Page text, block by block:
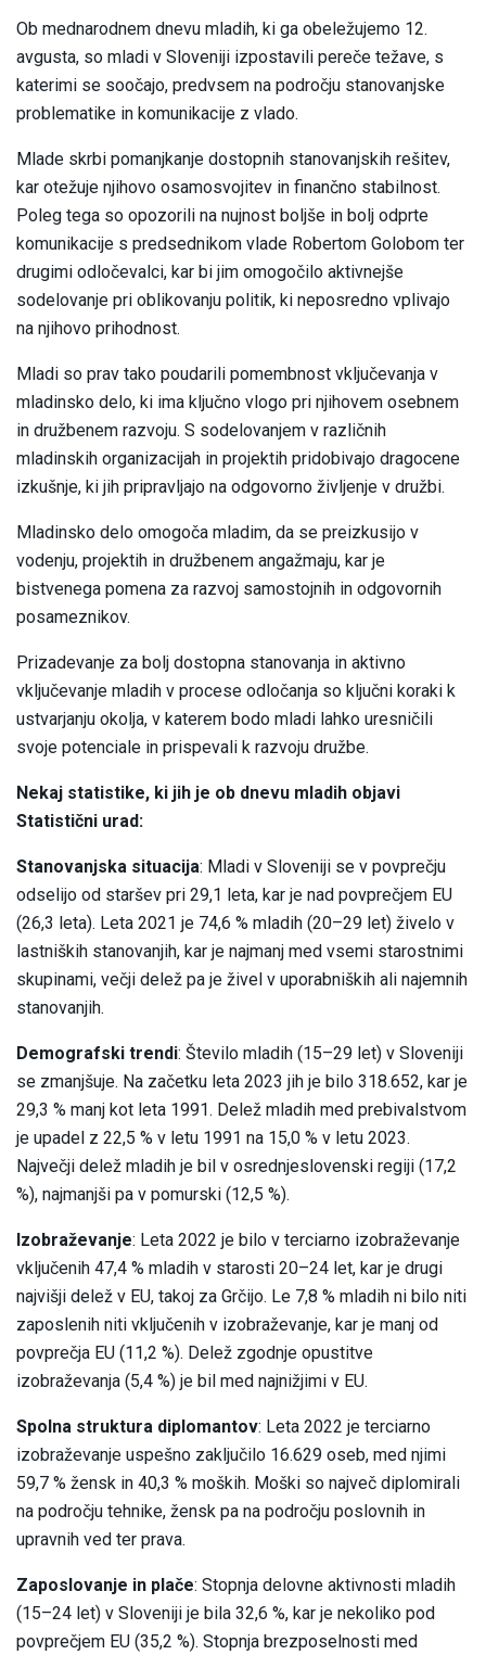
Ob mednarodnem dnevu mladih, ki ga obeležujemo 12.
avgusta, so mladi v Sloveniji izpostavili pereče težave, s
katerimi se soočajo, predvsem na področju stanovanjske
problematike in komunikacije z vlado.
Mlade skrbi pomanjkanje dostopnih stanovanjskih rešitev,
kar otežuje njihovo osamosvojitev in finančno stabilnost.
Poleg tega so opozorili na nujnost boljše in bolj odprte
komunikacije s predsednikom vlade Robertom Golobom ter
drugimi odločevalci, kar bi jim omogočilo aktivnejše
sodelovanje pri oblikovanju politik, ki neposredno vplivajo
na njihovo prihodnost.
Mladi so prav tako poudarili pomembnost vključevanja v
mladinsko delo, ki ima ključno vlogo pri njihovem osebnem
in družbenem razvoju. S sodelovanjem v različnih
mladinskih organizacijah in projektih pridobivajo dragocene
izkušnje, ki jih pripravljajo na odgovorno življenje v družbi.
Mladinsko delo omogoča mladim, da se preizkusijo v
vodenju, projektih in družbenem angažmaju, kar je
bistvenega pomena za razvoj samostojnih in odgovornih
posameznikov.
Prizadevanje za bolj dostopna stanovanja in aktivno
vključevanje mladih v procese odločanja so ključni koraki k
ustvarjanju okolja, v katerem bodo mladi lahko uresničili
svoje potenciale in prispevali k razvoju družbe.
Nekaj statistike, ki jih je ob dnevu mladih objavi
Statistični urad:
Stanovanjska situacija: Mladi v Sloveniji se v povprečju
odselijo od staršev pri 29,1 leta, kar je nad povprečjem EU
(26,3 leta). Leta 2021 je 74,6 % mladih (20–29 let) živelo v
lastniških stanovanjih, kar je najmanj med vsemi starostnimi
skupinami, večji delež pa je živel v uporabniških ali najemnih
stanovanjih.
Demografski trendi: Število mladih (15–29 let) v Sloveniji
se zmanjšuje. Na začetku leta 2023 jih je bilo 318.652, kar je
29,3 % manj kot leta 1991. Delež mladih med prebivalstvom
je upadel z 22,5 % v letu 1991 na 15,0 % v letu 2023.
Največji delež mladih je bil v osrednjeslovenski regiji (17,2
%), najmanjši pa v pomurski (12,5 %).
Izobraževanje: Leta 2022 je bilo v terciarno izobraževanje
vključenih 47,4 % mladih v starosti 20–24 let, kar je drugi
najvišji delež v EU, takoj za Grčijo. Le 7,8 % mladih ni bilo niti
zaposlenih niti vključenih v izobraževanje, kar je manj od
povprečja EU (11,2 %). Delež zgodnje opustitve
izobraževanja (5,4 %) je bil med najnižjimi v EU.
Spolna struktura diplomantov: Leta 2022 je terciarno
izobraževanje uspešno zaključilo 16.629 oseb, med njimi
59,7 % žensk in 40,3 % moških. Moški so največ diplomirali
na področju tehnike, žensk pa na področju poslovnih in
upravnih ved ter prava.
Zaposlovanje in plače: Stopnja delovne aktivnosti mladih
(15–24 let) v Sloveniji je bila 32,6 %, kar je nekoliko pod
povprečjem EU (35,2 %). Stopnja brezposelnosti med